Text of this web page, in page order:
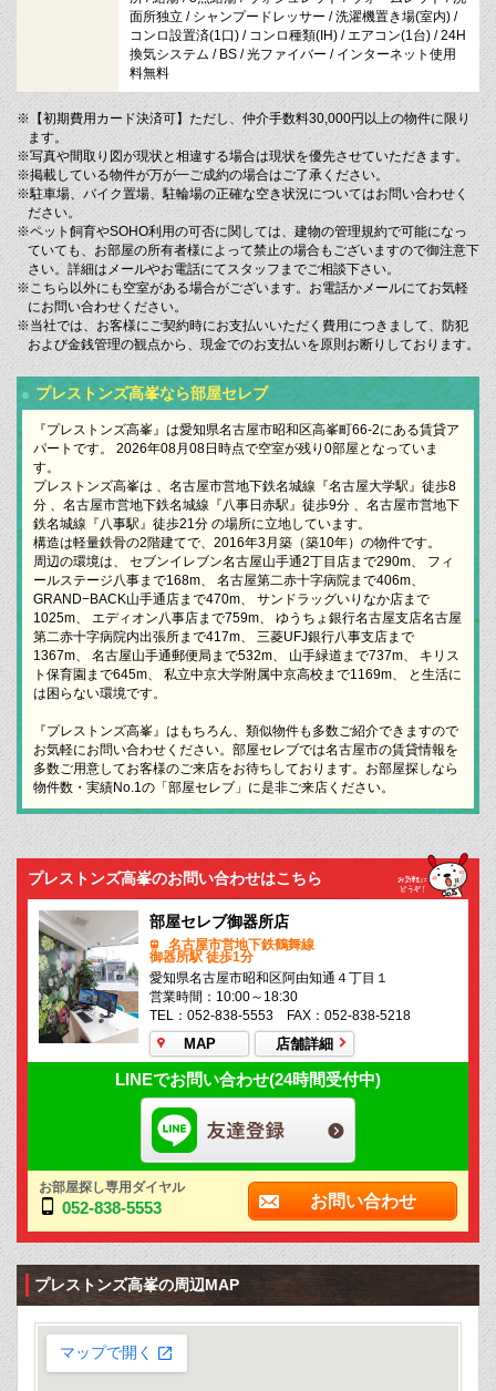
面所独立 / シャンプードレッサー / 洗濯機置き場(室内) /
コンロ設置済(1口) / コンロ種類(IH) / エアコン(1台) / 24H
換気システム / BS / 光ファイバー / インターネット使用
料無料
※【初期費用カード決済可】ただし、仲介手数料30,000円以上の物件に限り
ます。
※写真や間取り図が現状と相違する場合は現状を優先させていただきます。
※掲載している物件が万が一ご成約の場合はご了承ください。
※駐車場、バイク置場、駐輪場の正確な空き状況についてはお問い合わせく
ださい。
※ペット飼育やSOHO利用の可否に関しては、建物の管理規約で可能になっ
ていても、お部屋の所有者様によって禁止の場合もございますので御注意下
さい。詳細はメールやお電話にてスタッフまでご相談下さい。
※こちら以外にも空室がある場合がございます。お電話かメールにてお気軽
にお問い合わせください。
※当社では、お客様にご契約時にお支払いいただく費用につきまして、防犯
および金銭管理の観点から、現金でのお支払いを原則お断りしております。
プレストンズ高峯なら部屋セレブ
『プレストンズ高峯』は愛知県名古屋市昭和区高峯町66-2にある賃貸ア
パートです。 2026年08月08日時点で空室が残り0部屋となっていま
す。
プレストンズ高峯は 、名古屋市営地下鉄名城線『名古屋大学駅』徒歩8
分 、名古屋市営地下鉄名城線『八事日赤駅』徒歩9分 、名古屋市営地下
鉄名城線『八事駅』徒歩21分 の場所に立地しています。
構造は軽量鉄骨の2階建てで、2016年3月築（築10年）の物件です。
周辺の環境は、 セブンイレブン名古屋山手通2丁目店まで290m、 フィ
ールステージ八事まで168m、 名古屋第二赤十字病院まで406m、
GRAND−BACK山手通店まで470m、 サンドラッグいりなか店まで
1025m、 エディオン八事店まで759m、 ゆうちょ銀行名古屋支店名古屋
第二赤十字病院内出張所まで417m、 三菱UFJ銀行八事支店まで
1367m、 名古屋山手通郵便局まで532m、 山手緑道まで737m、 キリス
ト保育園まで645m、 私立中京大学附属中京高校まで1169m、 と生活に
は困らない環境です。
『プレストンズ高峯』はもちろん、類似物件も多数ご紹介できますので
お気軽にお問い合わせください。部屋セレブでは名古屋市の賃貸情報を
多数ご用意してお客様のご来店をお待ちしております。お部屋探しなら
物件数・実績No.1の「部屋セレブ」に是非ご来店ください。
プレストンズ高峯のお問い合わせはこちら
部屋セレブ御器所店
名古屋市営地下鉄鶴舞線
御器所駅 徒歩1分
愛知県名古屋市昭和区阿由知通４丁目１
営業時間：10:00～18:30
TEL：052-838-5553 FAX：052-838-5218
MAP 店舗詳細
LINEでお問い合わせ(24時間受付中)
お部屋探し専用ダイヤル
052-838-5553 お問い合わせ
プレストンズ高峯の周辺MAP